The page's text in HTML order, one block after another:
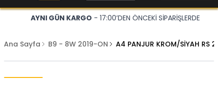
AYNI GÜN KARGO - 17:00’DEN ÖNCEKİ SİPARİŞLERDE
Ana Sayfa B9 - 8W 2019-ON A4 PANJUR KROM/SİYAH RS